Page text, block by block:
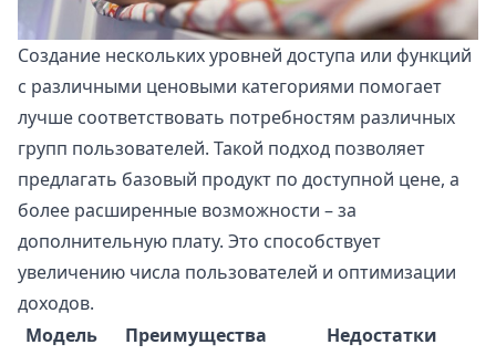
Создание нескольких уровней доступа или функций
с различными ценовыми категориями помогает
лучше соответствовать потребностям различных
групп пользователей. Такой подход позволяет
предлагать базовый продукт по доступной цене, а
более расширенные возможности – за
дополнительную плату. Это способствует
увеличению числа пользователей и оптимизации
доходов.
Модель
Преимущества Недостатки